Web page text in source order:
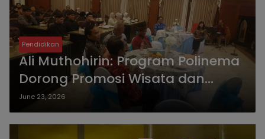
Pendidikan
Ali Muthohirin: Program Polinema
Dorong Promosi Wisata dan
Budaya ke Dunia Internasional
June 23, 2026